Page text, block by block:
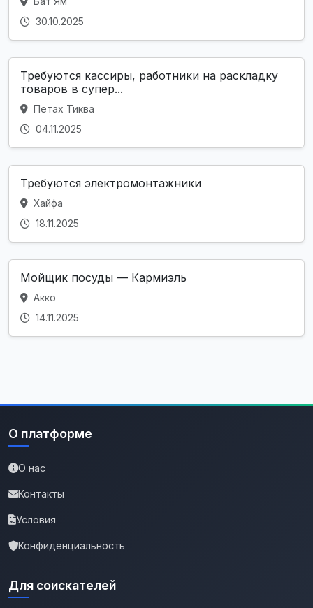
30.10.2025
Требуются кассиры, работники на раскладку
товаров в супер...
Петах Тиква
04.11.2025
Требуются электромонтажники
Хайфа
18.11.2025
Мойщик посуды — Кармиэль
Акко
14.11.2025
О платформе
О нас
Контакты
Условия
Конфиденциальность
Для соискателей